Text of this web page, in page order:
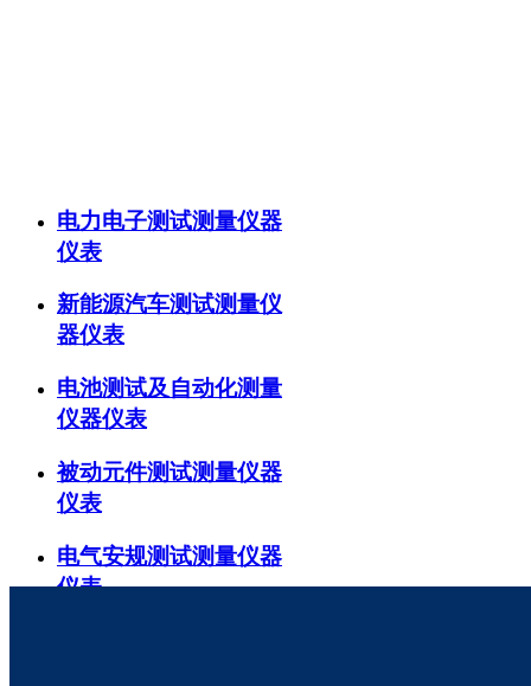
电力电子测试测量仪器
仪表
新能源汽车测试测量仪
器仪表
电池测试及自动化测量
仪器仪表
被动元件测试测量仪器
仪表
电气安规测试测量仪器
仪表